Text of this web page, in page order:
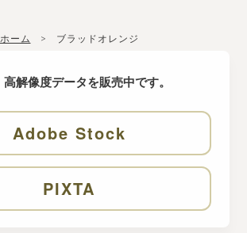
ホーム ブラッドオレンジ
高解像度データを販売中です。
Adobe Stock
PIXTA